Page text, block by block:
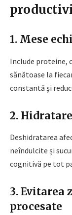
1. Mese
Include proteine,
sănătoase la
constantă și
2.
Deshidratarea
neîndulcite și
cognitivă pe tot
3. Evitarea
procesate